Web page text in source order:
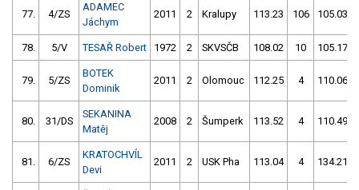
77. 4/ZS
ADAMEC
Jáchym
2011 2 Kralupy 113.23 106 105.03
78. 5/V TESAŘ Robert 1972 2 SKVSČB 108.02 10 105.17
79. 5/ZS
BOTEK
Dominik
2011 2 Olomouc 112.25 4 110.06
80. 31/DS
SEKANINA
Matěj
2008 2 Šumperk 113.52 4 110.49
81. 6/ZS
KRATOCHVÍL
Devi
2011 2 USK Pha 113.04 4 134.21